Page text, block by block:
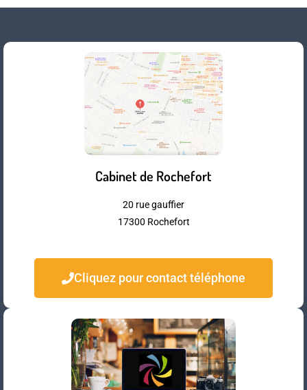
Cabinet de Rochefort
20 rue gauffier
17300 Rochefort
Cliquez pour contact téléphone